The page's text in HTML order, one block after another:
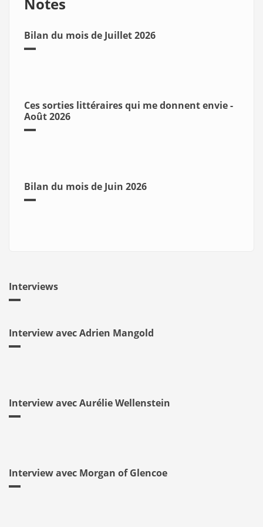
Bilan du mois de Juillet 2026
Ces sorties littéraires qui me donnent envie -
Août 2026
Bilan du mois de Juin 2026
Interviews
Interview avec Adrien Mangold
Interview avec Aurélie Wellenstein
Interview avec Morgan of Glencoe